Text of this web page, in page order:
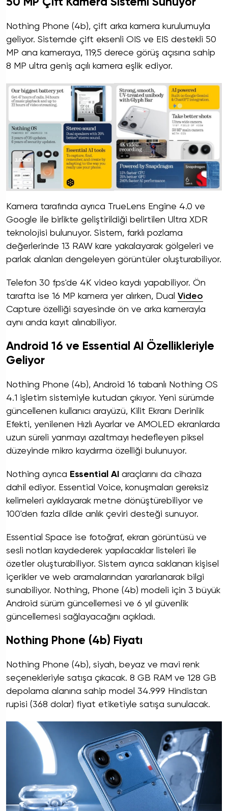
Nothing Phone (4b), çift arka kamera kurulumuyla
geliyor. Sistemde çift eksenli OIS ve EIS destekli 50
MP ana kameraya, 119,5 derece görüş açısına sahip
8 MP ultra geniş açılı kamera eşlik ediyor.
Kamera tarafında ayrıca TrueLens Engine 4.0 ve
Google ile birlikte geliştirildiği belirtilen Ultra XDR
teknolojisi bulunuyor. Sistem, farklı pozlama
değerlerinde 13 RAW kare yakalayarak gölgeleri ve
parlak alanları dengeleyen görüntüler oluşturabiliyor.
Telefon 30 fps'de 4K video kaydı yapabiliyor. Ön
tarafta ise 16 MP kamera yer alırken, Dual Video
Capture özelliği sayesinde ön ve arka kamerayla
aynı anda kayıt alınabiliyor.
Android 16 ve Essential AI Özellikleriyle
Geliyor
Nothing Phone (4b), Android 16 tabanlı Nothing OS
4.1 işletim sistemiyle kutudan çıkıyor. Yeni sürümde
güncellenen kullanıcı arayüzü, Kilit Ekranı Derinlik
Efekti, yenilenen Hızlı Ayarlar ve AMOLED ekranlarda
uzun süreli yanmayı azaltmayı hedefleyen piksel
düzeyinde mikro kaydırma özelliği bulunuyor.
Nothing ayrıca Essential AI araçlarını da cihaza
dahil ediyor. Essential Voice, konuşmaları gereksiz
kelimeleri ayıklayarak metne dönüştürebiliyor ve
100'den fazla dilde anlık çeviri desteği sunuyor.
Essential Space ise fotoğraf, ekran görüntüsü ve
sesli notları kaydederek yapılacaklar listeleri ile
özetler oluşturabiliyor. Sistem ayrıca saklanan kişisel
içerikler ve web aramalarından yararlanarak bilgi
sunabiliyor. Nothing, Phone (4b) modeli için 3 büyük
Android sürüm güncellemesi ve 6 yıl güvenlik
güncellemesi sağlayacağını açıkladı.
Nothing Phone (4b) Fiyatı
Nothing Phone (4b), siyah, beyaz ve mavi renk
seçenekleriyle satışa çıkacak. 8 GB RAM ve 128 GB
depolama alanına sahip model 34.999 Hindistan
rupisi (368 dolar) fiyat etiketiyle satışa sunulacak.